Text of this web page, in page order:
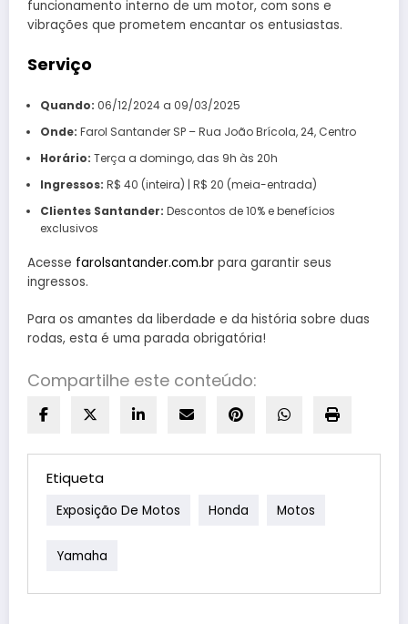
funcionamento interno de um motor, com sons e
vibrações que prometem encantar os entusiastas.
Serviço
Quando: 06/12/2024 a 09/03/2025
Onde: Farol Santander SP – Rua João Brícola, 24, Centro
Horário: Terça a domingo, das 9h às 20h
Ingressos: R$ 40 (inteira) | R$ 20 (meia-entrada)
Clientes Santander: Descontos de 10% e benefícios
exclusivos
Acesse farolsantander.com.br para garantir seus
ingressos.
Para os amantes da liberdade e da história sobre duas
rodas, esta é uma parada obrigatória!
Compartilhe este conteúdo:
Etiqueta
Exposição De Motos Honda Motos
Yamaha